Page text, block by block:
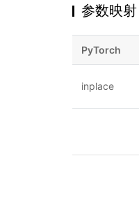
参数映射
PyTorch
inplace